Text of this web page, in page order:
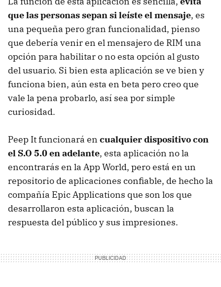
que las personas sepan si leíste el mensaje, es
una pequeña pero gran funcionalidad, pienso
que debería venir en el mensajero de RIM una
opción para habilitar o no esta opción al gusto
del usuario. Si bien esta aplicación se ve bien y
funciona bien, aún esta en beta pero creo que
vale la pena probarlo, así sea por simple
curiosidad.
Peep It funcionará en cualquier dispositivo con
el S.O 5.0 en adelante, esta aplicación no la
encontrarás en la App World, pero está en un
repositorio de aplicaciones confiable, de hecho la
compañía Epic Applications que son los que
desarrollaron esta aplicación, buscan la
respuesta del público y sus impresiones.